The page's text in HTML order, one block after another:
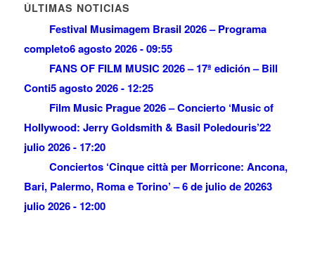
ÚLTIMAS NOTICIAS
Festival Musimagem Brasil 2026 – Programa
completo6 agosto 2026 - 09:55
FANS OF FILM MUSIC 2026 – 17ª edición – Bill
Conti5 agosto 2026 - 12:25
Film Music Prague 2026 – Concierto ‘Music of
Hollywood: Jerry Goldsmith & Basil Poledouris’22
julio 2026 - 17:20
Conciertos ‘Cinque città per Morricone: Ancona,
Bari, Palermo, Roma e Torino’ – 6 de julio de 20263
julio 2026 - 12:00